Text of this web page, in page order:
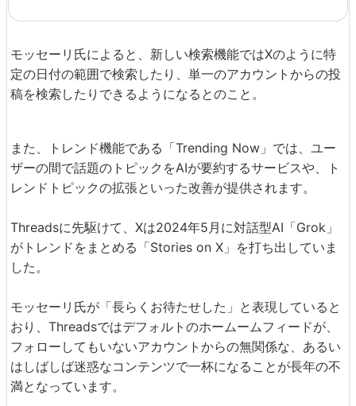
モッセーリ氏によると、新しい検索機能ではXのように特
定の日付の範囲で検索したり、単一のアカウントからの投
稿を検索したりできるようになるとのこと。
また、トレンド機能である「Trending Now」では、ユー
ザーの間で話題のトピックをAIが要約するサービスや、ト
レンドトピックの拡張といった改善が提供されます。
Threadsに先駆けて、Xは2024年5月に対話型AI「Grok」
がトレンドをまとめる「Stories on X」を打ち出していま
した。
モッセーリ氏が「長らくお待たせした」と表現していると
おり、Threadsではデフォルトのホームームフィードが、
フォローしてもいないアカウントからの無関係な、あるい
はしばしば迷惑なコンテンツで一杯になることが長年の不
満となっています。